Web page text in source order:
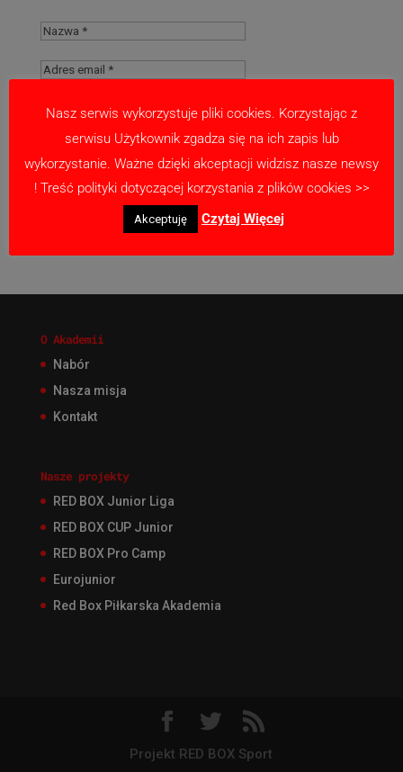
Zapamiętaj moje dane w tej przeglądarce
podczas pisania kolejnych komentarzy.
O Akademii
Nabór
Nasza misja
Kontakt
Nasze projekty
RED BOX Junior Liga
RED BOX CUP Junior
RED BOX Pro Camp
Eurojunior
Red Box Piłkarska Akademia
Projekt RED BOX Sport
Nasz serwis wykorzystuje pliki cookies. Korzystając z
serwisu Użytkownik zgadza się na ich zapis lub
wykorzystanie. Ważne dzięki akceptacji widzisz nasze newsy
! Treść polityki dotyczącej korzystania z plików cookies >>
Akceptuję Czytaj Więcej